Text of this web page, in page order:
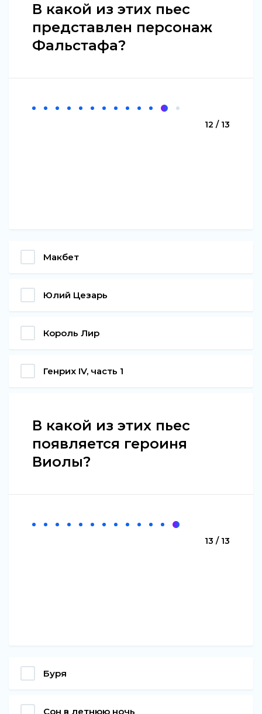
В какой из этих пьес
представлен персонаж
Фальстафа?
12 / 13
Макбет
Юлий Цезарь
Король Лир
Генрих IV, часть 1
В какой из этих пьес
появляется героиня
Виолы?
13 / 13
Буря
Сон в летнюю ночь